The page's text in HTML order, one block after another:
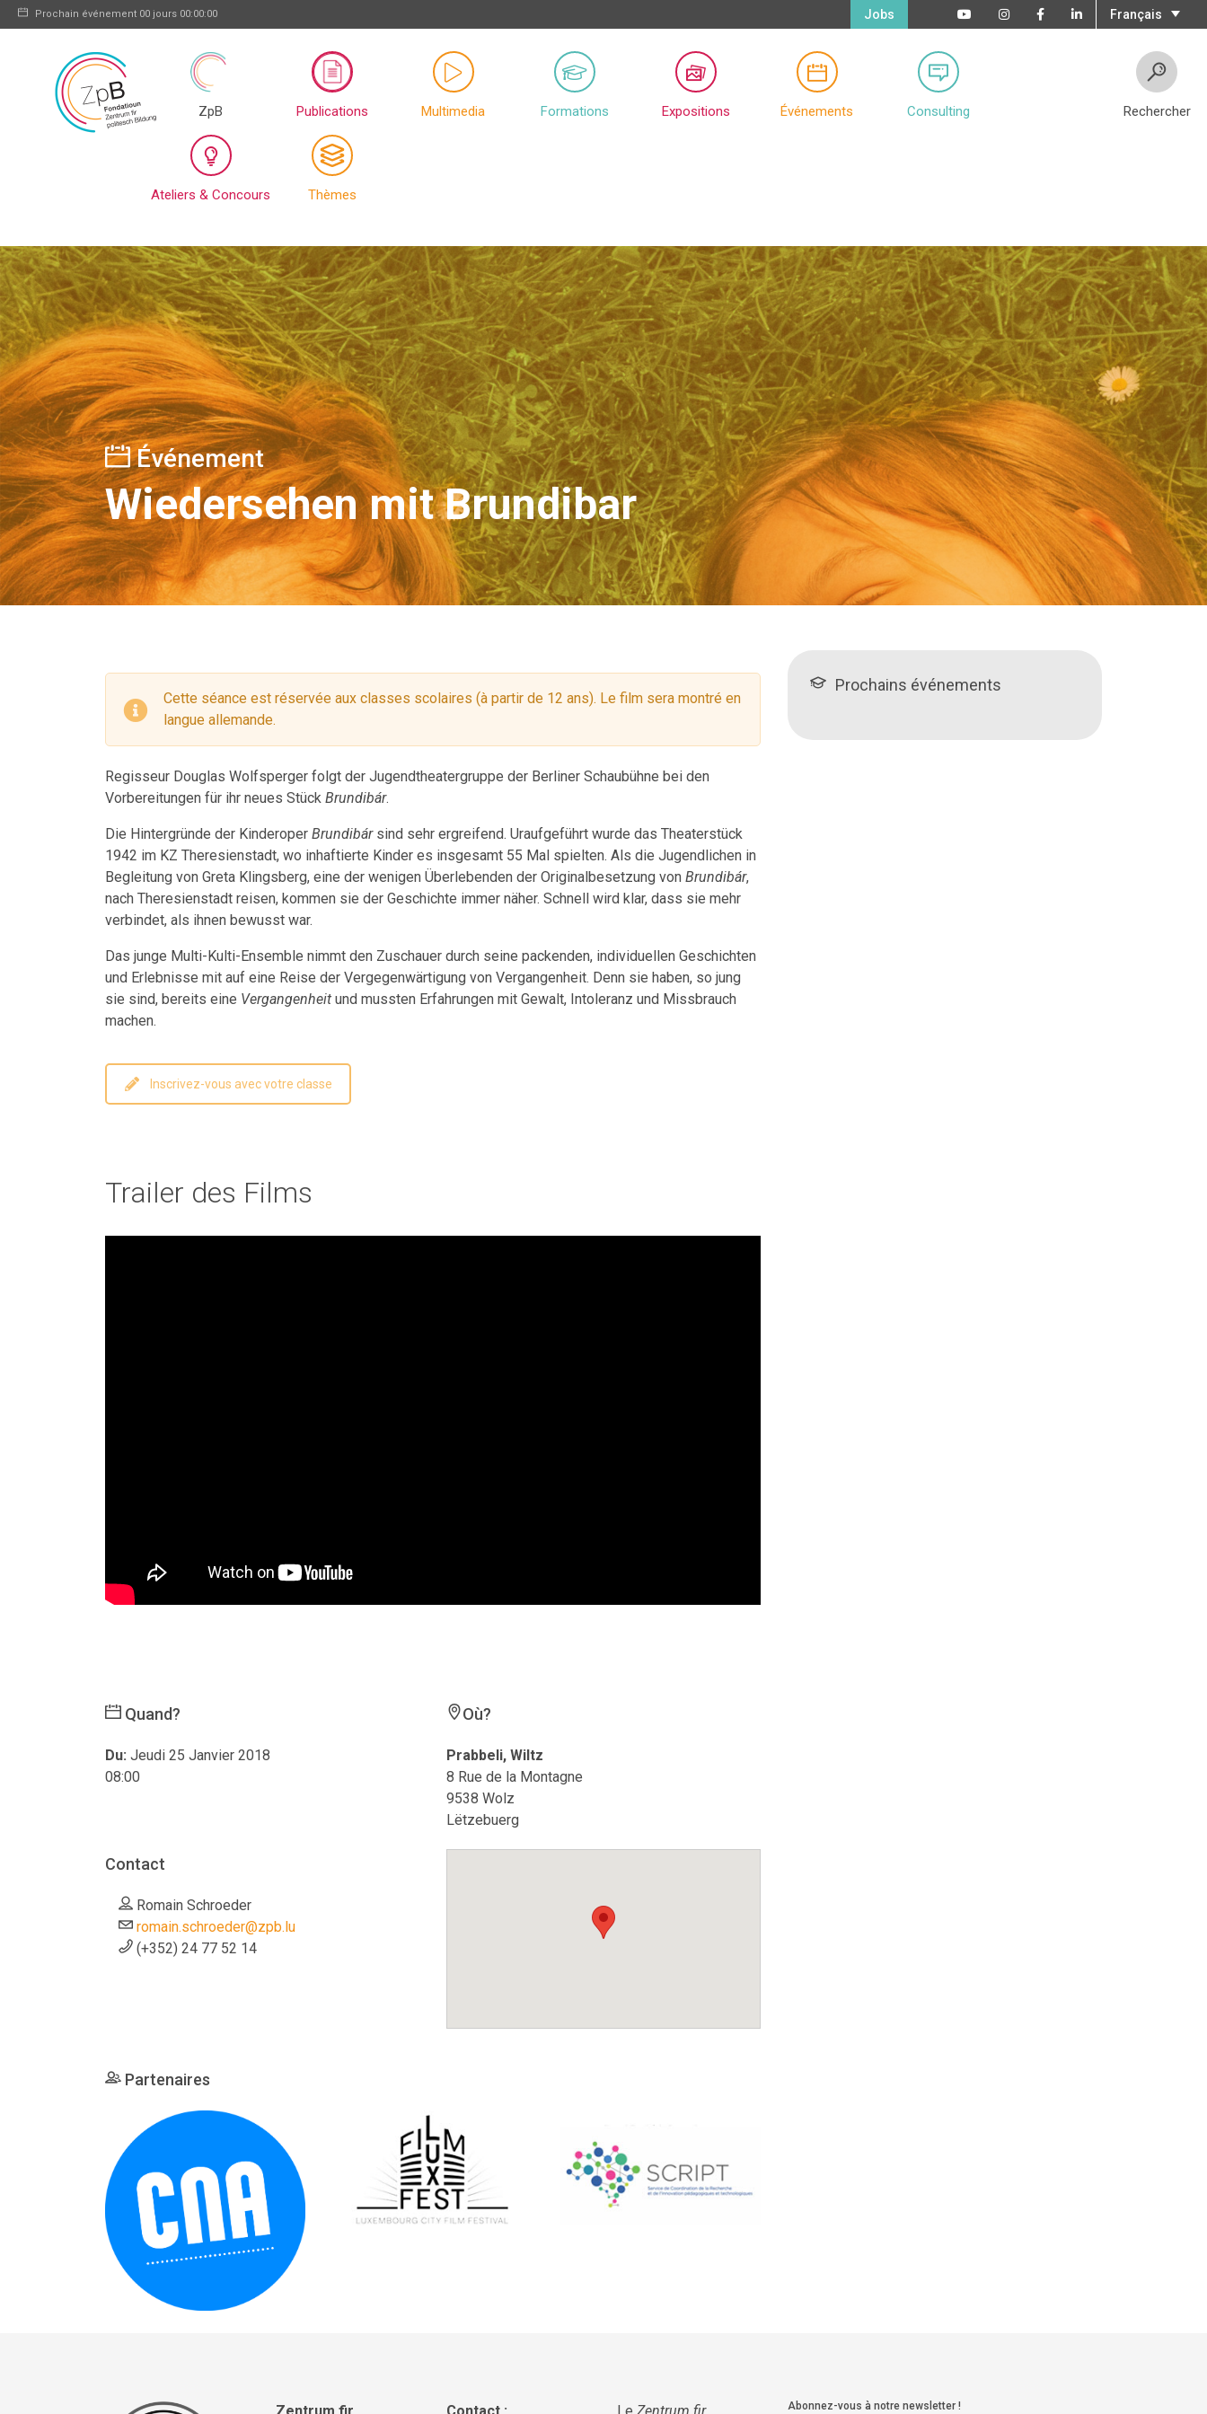
Prochain événement 00 jours 00:00:00 Français
Jobs
ZpB Publications Multimedia Formations Expositions Événements Consulting
Ateliers & Concours Thèmes
Rechercher
Événement
Wiedersehen mit Brundibar
Cette séance est réservée aux classes scolaires (à partir de 12 ans). Le film sera montré en
langue allemande.
Regisseur Douglas Wolfsperger folgt der Jugendtheatergruppe der Berliner Schaubühne bei den
Vorbereitungen für ihr neues Stück Brundibár.
Die Hintergründe der Kinderoper Brundibársind sehr ergreifend. Uraufgeführt wurde das Theaterstück
1942 im KZ Theresienstadt, wo inhaftierte Kinder es insgesamt 55 Mal spielten. Als die Jugendlichen in
Begleitung von Greta Klingsberg, eine der wenigen Überlebenden der Originalbesetzung von Brundibár,
nach Theresienstadt reisen, kommen sie der Geschichte immer näher. Schnell wird klar, dass sie mehr
verbindet, als ihnen bewusst war.
Das junge Multi-Kulti-Ensemble nimmt den Zuschauer durch seine packenden, individuellen Geschichten
und Erlebnisse mit auf eine Reise der Vergegenwärtigung von Vergangenheit. Denn sie haben, so jung
sie sind, bereits eine Vergangenheit und mussten Erfahrungen mit Gewalt, Intoleranz und Missbrauch
machen.
Inscrivez-vous avec votre classe
Trailer des Films
Quand?
Du: Jeudi 25 Janvier 2018
08:00
Contact
Romain Schroeder
romain.schroeder@zpb.lu
(+352) 24 77 52 14
Où?
Prabbeli, Wiltz
8 Rue de la Montagne
9538 Wolz
Lëtzebuerg
Partenaires
Prochains événements
Abonnez-vous à notre newsletter !